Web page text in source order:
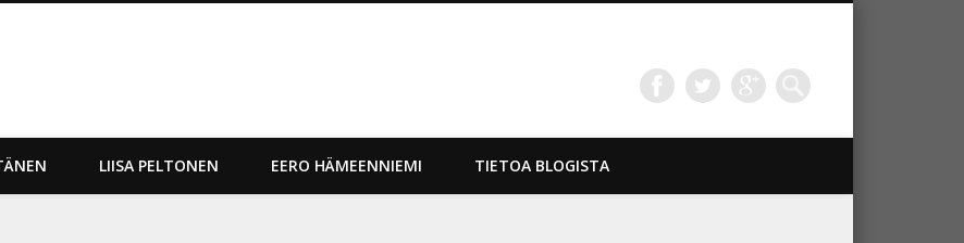
Matkasto Live
LIISA PELTONEN EERO HÄMEENNIEMI TIETOA BLOGISTA